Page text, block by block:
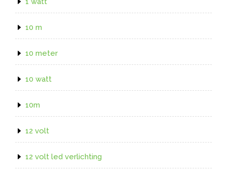
10 m
10 meter
10 watt
10m
12 volt
12 volt led verlichting